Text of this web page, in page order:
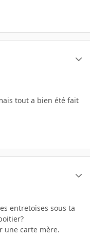
tout a bien été fait
entretoises sous ta
une carte mère.